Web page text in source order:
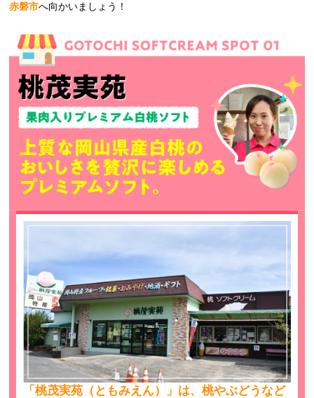
赤磐市へ向かいましょう！
「桃茂実苑（ともみえん）」は、桃やぶどうなど